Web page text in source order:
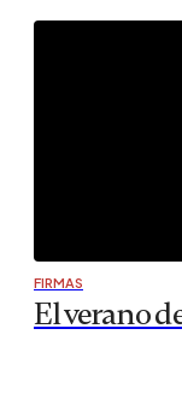
FIRMAS
El verano